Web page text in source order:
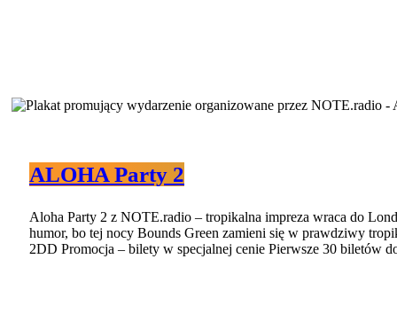
ALOHA Party 2
Aloha Party 2 z NOTE.radio – tropikalna impreza wraca do
humor, bo tej nocy Bounds Green zamieni się w prawdziwy
2DD Promocja – bilety w specjalnej cenie Pierwsze 30 biletów